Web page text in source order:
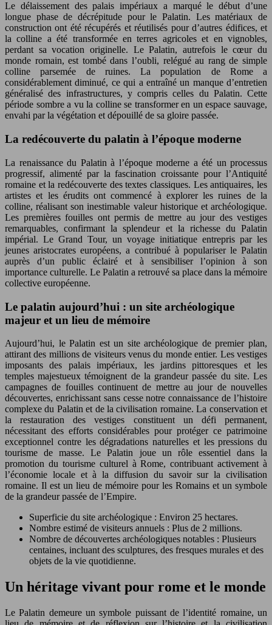
Le délaissement des palais impériaux a marqué le début d’une
longue phase de décrépitude pour le Palatin. Les matériaux de
construction ont été récupérés et réutilisés pour d’autres édifices, et
la colline a été transformée en terres agricoles et en vignobles,
perdant sa vocation originelle. Le Palatin, autrefois le cœur du
monde romain, est tombé dans l’oubli, relégué au rang de simple
colline parsemée de ruines. La population de Rome a
considérablement diminué, ce qui a entraîné un manque d’entretien
généralisé des infrastructures, y compris celles du Palatin. Cette
période sombre a vu la colline se transformer en un espace sauvage,
envahi par la végétation et dépouillé de sa gloire passée.
La redécouverte du palatin à l’époque moderne
La renaissance du Palatin à l’époque moderne a été un processus
progressif, alimenté par la fascination croissante pour l’Antiquité
romaine et la redécouverte des textes classiques. Les antiquaires, les
artistes et les érudits ont commencé à explorer les ruines de la
colline, réalisant son inestimable valeur historique et archéologique.
Les premières fouilles ont permis de mettre au jour des vestiges
remarquables, confirmant la splendeur et la richesse du Palatin
impérial. Le Grand Tour, un voyage initiatique entrepris par les
jeunes aristocrates européens, a contribué à populariser le Palatin
auprès d’un public éclairé et à sensibiliser l’opinion à son
importance culturelle. Le Palatin a retrouvé sa place dans la mémoire
collective européenne.
Le palatin aujourd’hui : un site archéologique
majeur et un lieu de mémoire
Aujourd’hui, le Palatin est un site archéologique de premier plan,
attirant des millions de visiteurs venus du monde entier. Les vestiges
imposants des palais impériaux, les jardins pittoresques et les
temples majestueux témoignent de la grandeur passée du site. Les
campagnes de fouilles continuent de mettre au jour de nouvelles
découvertes, enrichissant sans cesse notre connaissance de l’histoire
complexe du Palatin et de la civilisation romaine. La conservation et
la restauration des vestiges constituent un défi permanent,
nécessitant des efforts considérables pour protéger ce patrimoine
exceptionnel contre les dégradations naturelles et les pressions du
tourisme de masse. Le Palatin joue un rôle essentiel dans la
promotion du tourisme culturel à Rome, contribuant activement à
l’économie locale et à la diffusion du savoir sur la civilisation
romaine. Il est un lieu de mémoire pour les Romains et un symbole
de la grandeur passée de l’Empire.
Superficie du site archéologique : Environ 25 hectares.
Nombre estimé de visiteurs annuels : Plus de 2 millions.
Nombre de découvertes archéologiques notables : Plusieurs
centaines, incluant des sculptures, des fresques murales et des
objets de la vie quotidienne.
Un héritage vivant pour rome et le monde
Le Palatin demeure un symbole puissant de l’identité romaine, un